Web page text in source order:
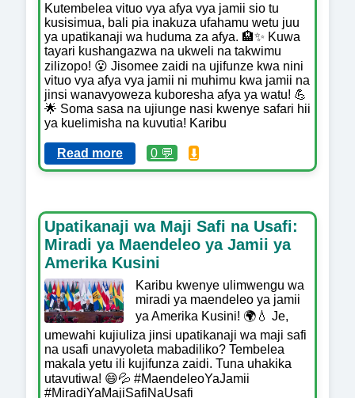
Kutembelea vituo vya afya vya jamii sio tu
kusisimua, bali pia inakuza ufahamu wetu juu
ya upatikanaji wa huduma za afya. 🏨✨ Kuwa
tayari kushangazwa na ukweli na takwimu
zilizopo! 😮 Jisomee zaidi na ujifunze kwa nini
vituo vya afya vya jamii ni muhimu kwa jamii na
jinsi wanavyoweza kuboresha afya ya watu! 💪
🌟 Soma sasa na ujiunge nasi kwenye safari hii
ya kuelimisha na kuvutia! Karibu
Read more 0 💬 ⬇️
Upatikanaji wa Maji Safi na Usafi:
Miradi ya Maendeleo ya Jamii ya
Amerika Kusini
Karibu kwenye ulimwengu wa
miradi ya maendeleo ya jamii
ya Amerika Kusini! 🌍💧 Je,
umewahi kujiuliza jinsi upatikanaji wa maji safi
na usafi unavyoleta mabadiliko? Tembelea
makala yetu ili kujifunza zaidi. Tuna uhakika
utavutiwa! 😄💦 #MaendeleoYaJamii
#MiradiYaMajiSafiNaUsafi